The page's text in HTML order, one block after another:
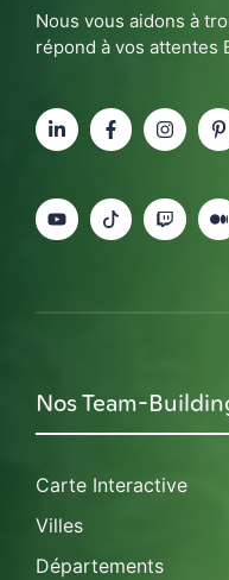
Nous vous aidons à
répond à vos attentes
Nos Team-
Carte Interactive
Villes
Départements